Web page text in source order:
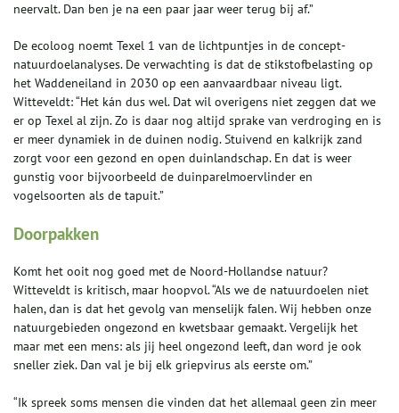
neervalt. Dan ben je na een paar jaar weer terug bij af.”
De ecoloog noemt Texel 1 van de lichtpuntjes in de concept-
natuurdoelanalyses. De verwachting is dat de stikstofbelasting op
het Waddeneiland in 2030 op een aanvaardbaar niveau ligt.
Witteveldt: “Het kán dus wel. Dat wil overigens niet zeggen dat we
er op Texel al zijn. Zo is daar nog altijd sprake van verdroging en is
er meer dynamiek in de duinen nodig. Stuivend en kalkrijk zand
zorgt voor een gezond en open duinlandschap. En dat is weer
gunstig voor bijvoorbeeld de duinparelmoervlinder en
vogelsoorten als de tapuit.”
Doorpakken
Komt het ooit nog goed met de Noord-Hollandse natuur?
Witteveldt is kritisch, maar hoopvol. “Als we de natuurdoelen niet
halen, dan is dat het gevolg van menselijk falen. Wij hebben onze
natuurgebieden ongezond en kwetsbaar gemaakt. Vergelijk het
maar met een mens: als jij heel ongezond leeft, dan word je ook
sneller ziek. Dan val je bij elk griepvirus als eerste om.”
“Ik spreek soms mensen die vinden dat het allemaal geen zin meer